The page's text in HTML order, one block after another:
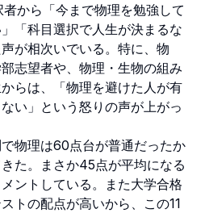
から「今まで物理を勉強して
「科目選択で人生が決まるな
が相次いでいる。特に、物
志望者や、物理・生物の組み
らは、「物理を避けた人が有
い」という怒りの声が上がっ
物理は60点台が普通だったか
た。まさか45点が平均になる
ントしている。また大学合格
トの配点が高いから、この11